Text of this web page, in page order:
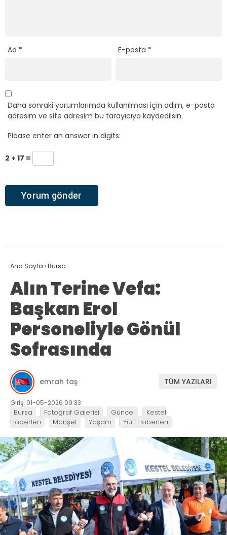
Ad * E-posta *
Daha sonraki yorumlarımda kullanılması için adım, e-posta
adresim ve site adresim bu tarayıcıya kaydedilsin.
Please enter an answer in digits:
2 + 17 =
Ana Sayfa ›Bursa
Alın Terine Vefa:
Başkan Erol
Personeliyle Gönül
Sofrasında
emrah taş TÜM YAZILARI
Giriş: 01-05-2026 09:33
Bursa Fotoğraf Galerisi Güncel
Kestel
Haberleri
Manşet Yaşam Yurt Haberleri